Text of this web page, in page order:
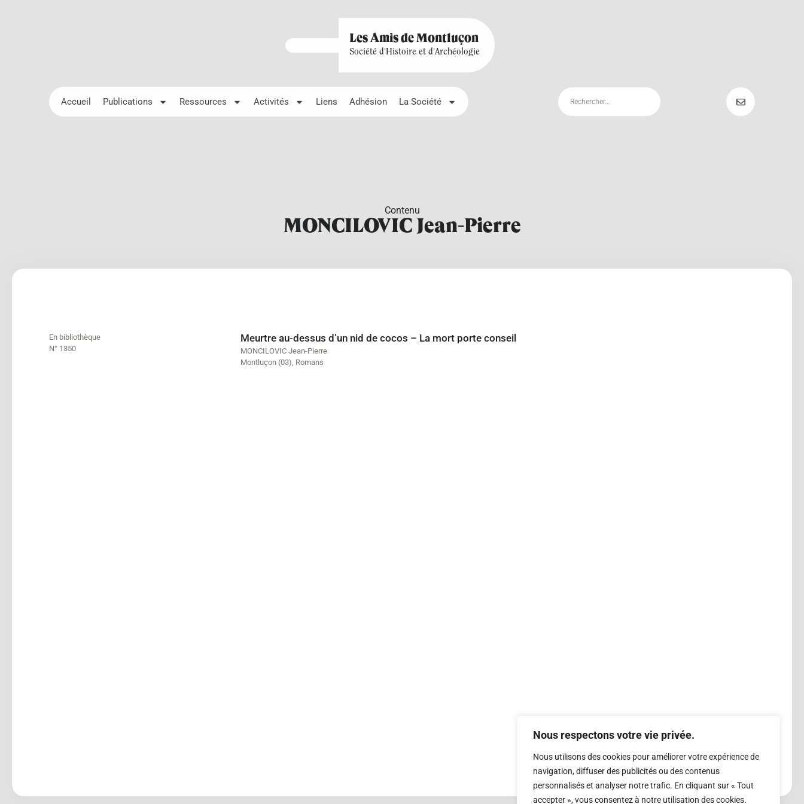
Nous respectons votre vie privée.
Nous utilisons des cookies pour améliorer votre expérience de
navigation, diffuser des publicités ou des contenus
personnalisés et analyser notre trafic. En cliquant sur « Tout
accepter », vous consentez à notre utilisation des cookies.
Les Amis de Montluçon
Société d'Histoire et d'Archéologie
Accueil Publications Ressources Activités Liens Adhésion La Société
Contenu
MONCILOVIC Jean-Pierre
En bibliothèque
N° 1350
Meurtre au-dessus d’un nid de cocos – La mort porte conseil
MONCILOVIC Jean-Pierre
Montluçon (03), Romans